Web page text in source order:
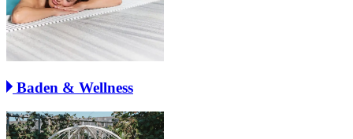
Baden & Wellness